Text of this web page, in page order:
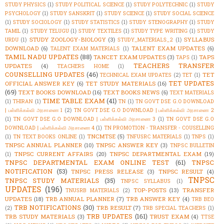
STUDY PHYSICS (1) STUDY POLITICAL SCIENCE (1) STUDY POLYTECHNIC (1) STUDY
PSYCHOLOGY (1) STUDY SANSKRIT (1) STUDY SCIENCE (1) STUDY SOCIAL SCIENCE
(1) STUDY SOCIOLOGY (1) STUDY STATISTICS (1) STUDY STENOGRAPHY (1) STUDY
TAMIL (1) STUDY TELUGU (1) STUDY TEXTILES (1) STUDY TYPE WRITING (1) STUDY
URDU (1) STUDY ZOOLOGY-BIOLOGY (3) STUDY_MATERIALS_2 (1) SYLLABUS
DOWNLOAD (6) TALENT EXAM MATERIALS (1) TALENT EXAM UPDATES (6)
TAMIL NADU UPDATES (88) TANCET EXAM UPDATES (3) TAPS (1) TAPS
UPDATES
(4) TEACHERS HOME (1)
TEACHERS TRANSFER
COUNSELLING UPDATES (46) TECHNICAL EXAM UPDATES (2) TET (1) TET
OFFICIAL ANSWER KEY (6) TET STUDY MATERIALS (16) TET UPDATES
(69) TEXT BOOKS DOWNLOAD (16) TEXT BOOKS NEWS (6) TEXT MATERIALS
(1) THIRAN (1) TIME TABLE EXAM (41) TN (1) TN GOVT DSE G.O DOWNLOAD
| பள்ளிக்கல்வி அரசாணை 1 (2) TN GOVT DSE G.O DOWNLOAD | பள்ளிக்கல்வி அரசாணை 2
(1) TN GOVT DSE G.O DOWNLOAD | பள்ளிக்கல்வி அரசாணை 3 (1) TN GOVT DSE G.O
DOWNLOAD | பள்ளிக்கல்வி அரசாணை 4 (1) TN PROMOTION - TRANSFER - COUSELLING
(1) TN TEXT BOOKS ONLINE (1) TNCMTSE (5) TNFUSRC MATERIALS (1) TNPS (1)
TNPSC ANNUAL PLANNER (10) TNPSC ANSWER KEY (3) TNPSC BULLETIN
(1) TNPSC CURRENT AFFAIRS (20) TNPSC DEPARTMENTAL EXAM (19)
TNPSC DEPARTMENTAL EXAM ONLINE TEST (61)
TNPSC
NOTIFICATION (53) TNPSC PRESS RELEASE (3) TNPSC RESULT (4)
TNPSC STUDY MATERIALS (35) TNPSC SYLLABUS (1)
TNPSC
UPDATES (196) TNUSRB MATERIALS (2) TOP-POSTS (13) TRANSFER
UPDATES (18) TRB ANNUAL PLANNER (7) TRB ANSWER KEY (4) TRB BEO
(2) TRB NOTIFICATIONS (30) TRB RESULT (7) TRB SPECIAL TEACHERS (1)
TRB STUDY MATERIALS (3) TRB UPDATES (161) TRUST EXAM (4) TTSE